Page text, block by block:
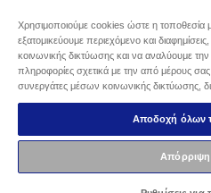
Επικοινωνήστε μαζί
Πληροφορίες
Δέσμευση της Epson
Πνευματικά
Χρησιμοποιούμε cookies ώστε η τοποθεσία
εξατομικεύουμε περιεχόμενο και
κοινωνικής δικτύωσης και να αναλύουμε
πληροφορίες σχετικά με την από μέρους
συνεργάτες μέσων κοινωνικής δικτύωσης,
Αποδοχή όλων